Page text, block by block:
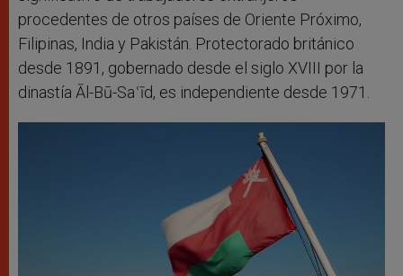
procedentes de otros países de Oriente Próximo,
Filipinas, India y Pakistán. Protectorado británico
desde 1891, gobernado desde el siglo XVIII por la
dinastía Āl-Bū-Saʿīd, es independiente desde 1971.